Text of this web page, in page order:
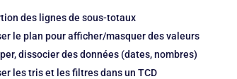
des lignes de sous-totaux
le plan pour afficher/masquer des valeurs
dissocier des données (dates, nombres)
les tris et les filtres dans un TCD